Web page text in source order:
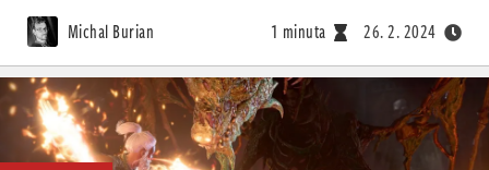
Michal Burian 1 minuta 26. 2. 2024